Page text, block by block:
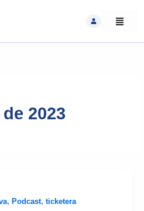
2023
, Podcast, ticketera